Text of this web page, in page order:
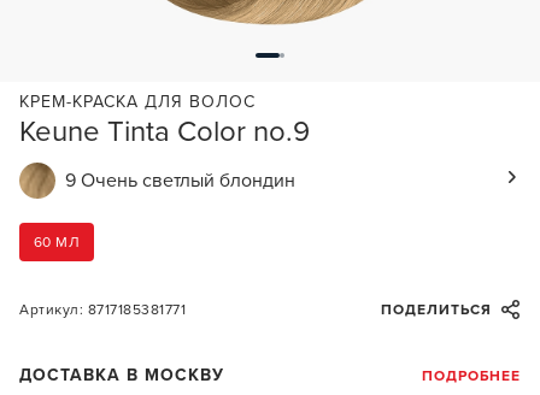
Keune Tinta Color no.9
КРЕМ-КРАСКА ДЛЯ ВОЛОС
9 Очень светлый блондин
60 МЛ
Артикул: 8717185381771 ПОДЕЛИТЬСЯ
ДОСТАВКА В МОСКВУ ПОДРОБНЕЕ